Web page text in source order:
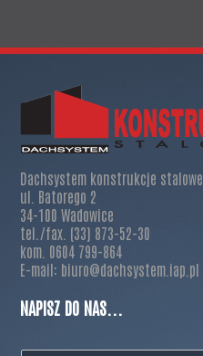
Dachsystem konstrukcje stalowe
ul. Batorego 2
34-100 Wadowice
tel./fax. (33) 873-52-30
kom. 0604 799-864
E-mail: biuro@dachsystem.iap.pl
NAPISZ DO NAS...